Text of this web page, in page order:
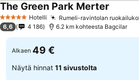
5 Tähtiluokitus
Hotelli Rumeli-ravintolan
The Green Park Merter
6,6 4 186 6.2 km kohteesta Bagcilar
Alkaen 49 €
Näytä hinnat 11 sivustolta